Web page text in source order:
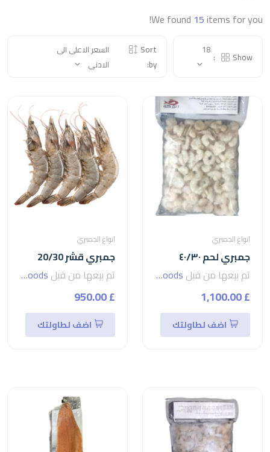
We found 15items for you!
Show:
18
Sort
by:
السعر الاعلى الى
الادنى
انواع الجمبري
جمبري لحم ٤٠/٣٠
تم بيعها من قبل seven foods
£ 1,100.00
اضف لطاولتك
انواع الجمبري
جمبري قشر 20/30
تم بيعها من قبل seven foods
£ 950.00
اضف لطاولتك